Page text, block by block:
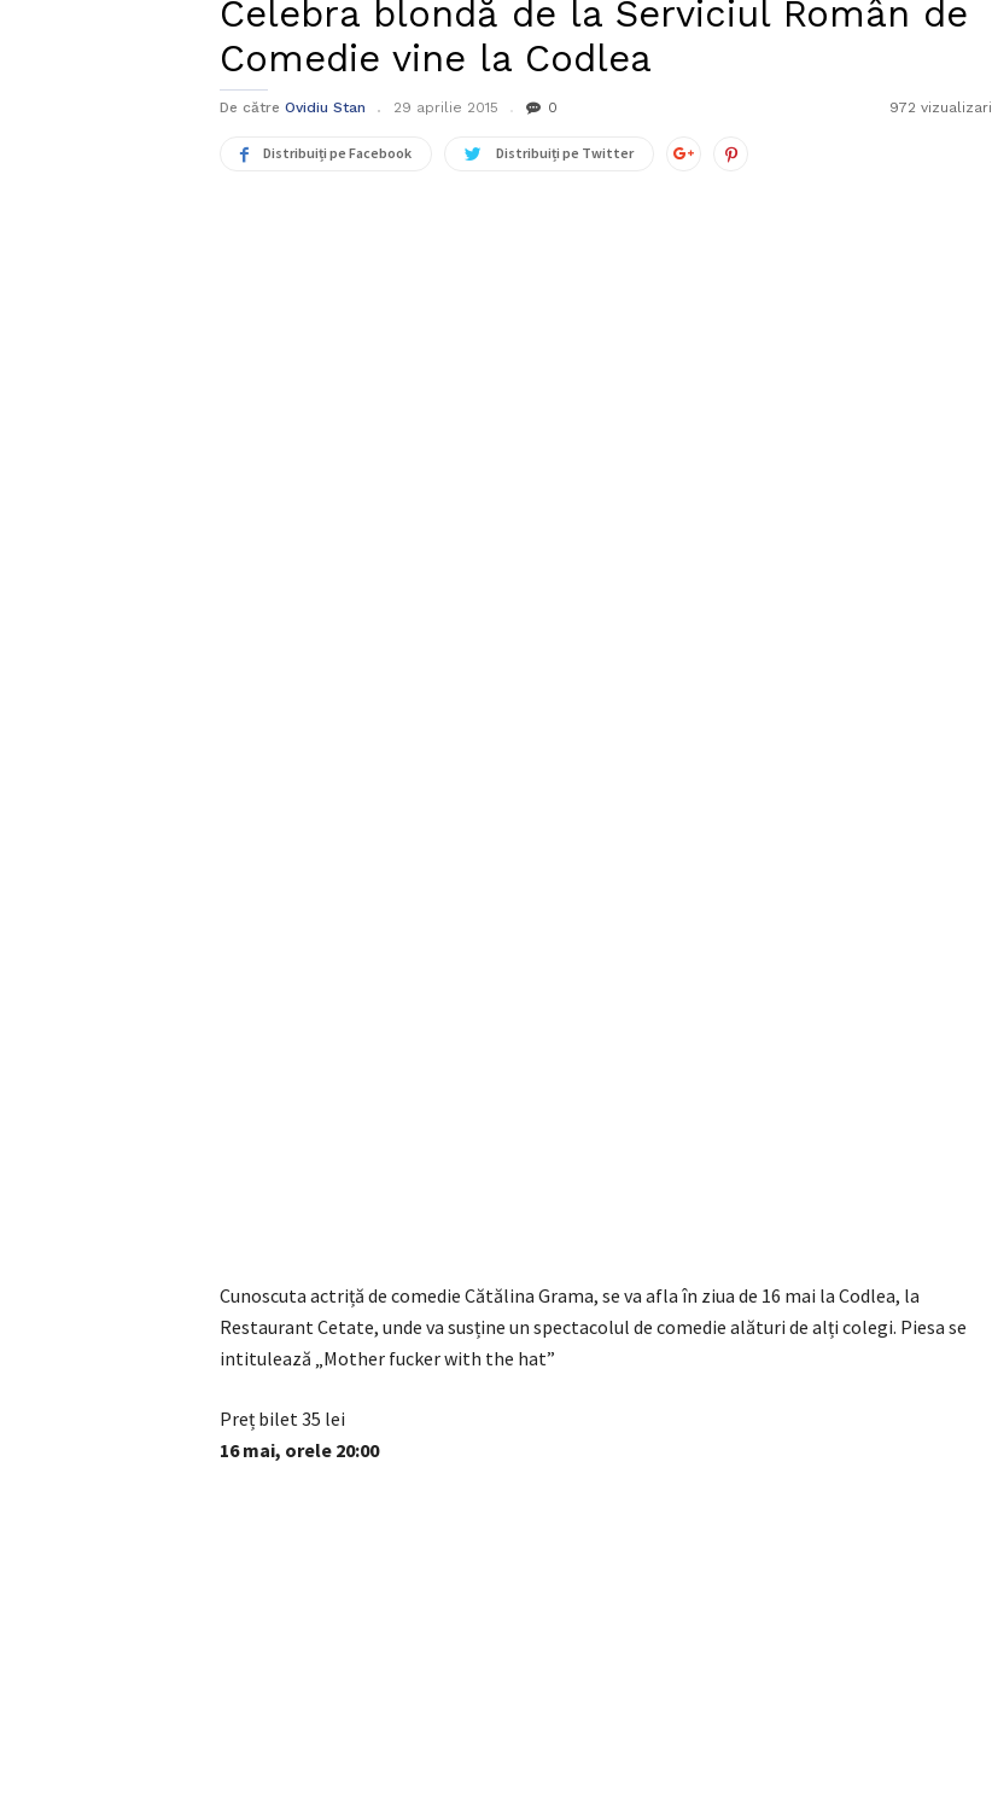
Celebra blondă de la Serviciul Român de
Comedie vine la Codlea
De către Ovidiu Stan 29 aprilie 2015 0 972 vizualizari
Distribuiți pe Facebook Distribuiți pe Twitter
Cunoscuta actriță de comedie Cătălina Grama, se va afla în ziua de 16 mai la Codlea, la
Restaurant Cetate, unde va susține un spectacolul de comedie alături de alți colegi. Piesa se
intitulează „Mother fucker with the hat”
Preț bilet 35 lei
16 mai, orele 20:00